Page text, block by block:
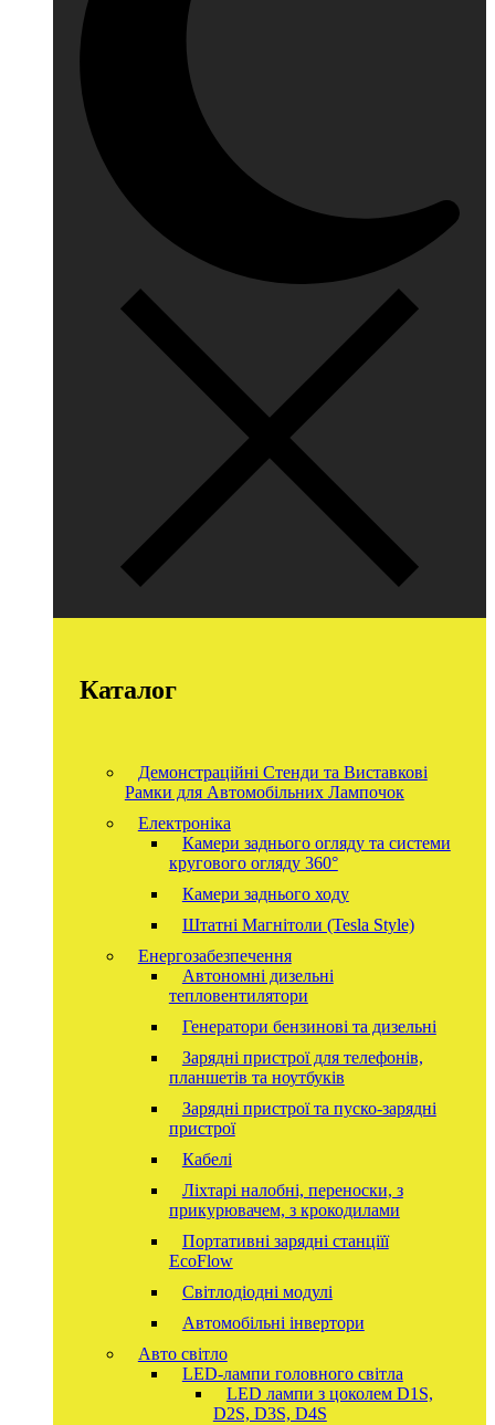
Каталог
Демонстраційні Стенди та Виставкові
Рамки для Автомобільних Лампочок
Електроніка
Камери заднього огляду та системи
кругового огляду 360°
Камери заднього ходу
Штатні Магнітоли (Tesla Style)
Енергозабезпечення
Автономні дизельні
тепловентилятори
Генератори бензинові та дизельні
Зарядні пристрої для телефонів,
планшетів та ноутбуків
Зарядні пристрої та пуско-зарядні
пристрої
Кабелі
Ліхтарі налобні, переноски, з
прикурювачем, з крокодилами
Портативні зарядні станціїї
EcoFlow
Світлодіодні модулі
Автомобільні інвертори
Авто світло
LED-лампи головного світла
LED лампи з цоколем D1S,
D2S, D3S, D4S